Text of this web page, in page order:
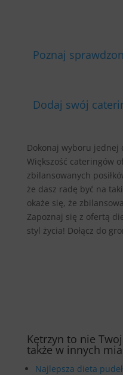
Poznaj
Dodaj swój
Dokonaj wyboru jednej
Większość cateringów
zbilansowanych
że dasz radę być na
okaże się, że
Zapoznaj się z ofertą
styl życia! Dołącz do
Kętrzyn to nie
także w innych
Najlepsza dieta